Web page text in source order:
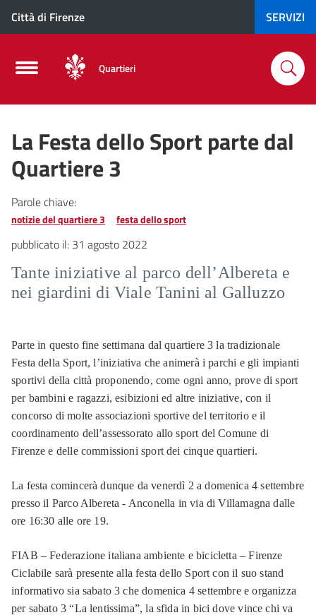
Città di Firenze SERVIZI
Quartieri
La Festa dello Sport parte dal
Quartiere 3
Parole chiave:
notizie del quartiere 3 festa dello sport
pubblicato il: 31 agosto 2022
Tante iniziative al parco dell’Albereta e
nei giardini di Viale Tanini al Galluzzo
Parte in questo fine settimana dal quartiere 3 la tradizionale
Festa della Sport, l’iniziativa che animerà i parchi e gli impianti
sportivi della città proponendo, come ogni anno, prove di sport
per bambini e ragazzi, esibizioni ed altre iniziative, con il
concorso di molte associazioni sportive del territorio e il
coordinamento dell’assessorato allo sport del Comune di
Firenze e delle commissioni sport dei cinque quartieri.
La festa comincerà dunque da venerdì 2 a domenica 4 settembre
presso il Parco Albereta - Anconella in via di Villamagna dalle
ore 16:30 alle ore 19.
FIAB – Federazione italiana ambiente e bicicletta – Firenze
Ciclabile sarà presente alla festa dello Sport con il suo stand
informativo sia sabato 3 che domenica 4 settembre e organizza
per sabato 3 “La lentissima”, la sfida in bici dove vince chi va